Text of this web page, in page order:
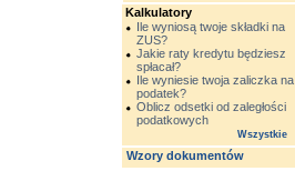
Kalkulatory
Ile wyniosą twoje składki na
ZUS?
Jakie raty kredytu będziesz
spłacał?
Ile wyniesie twoja zaliczka na
podatek?
Oblicz odsetki od zaległości
podatkowych
Wszystkie
Wzory dokumentów